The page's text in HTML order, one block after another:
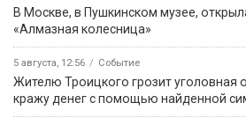
В Москве, в Пушкинском музее,
«Алмазная колесница»
5 августа, 12:56 Событие
Жителю Троицкого грозит уголовная
кражу денег с помощью найденной